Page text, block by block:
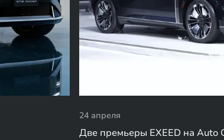
24 апреля
Две премьеры EXEED на Auto